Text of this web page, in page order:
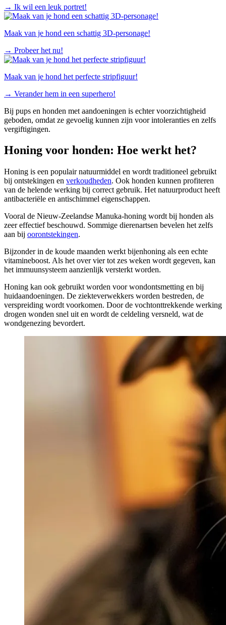
→ Ik wil een leuk portret!
Maak van je hond een schattig 3D-personage!
→ Probeer het nu!
Maak van je hond het perfecte stripfiguur!
→ Verander hem in een superhero!
Bij pups en honden met aandoeningen is echter voorzichtigheid
geboden, omdat ze gevoelig kunnen zijn voor intoleranties en zelfs
vergiftigingen.
Honing voor honden: Hoe werkt het?
Honing is een populair natuurmiddel en wordt traditioneel gebruikt
bij ontstekingen en verkoudheden. Ook honden kunnen profiteren
van de helende werking bij correct gebruik. Het natuurproduct heeft
antibacteriële en antischimmel eigenschappen.
Vooral de Nieuw-Zeelandse Manuka-honing wordt bij honden als
zeer effectief beschouwd. Sommige dierenartsen bevelen het zelfs
aan bij oorontstekingen.
Bijzonder in de koude maanden werkt bijenhoning als een echte
vitamineboost. Als het over vier tot zes weken wordt gegeven, kan
het immuunsysteem aanzienlijk versterkt worden.
Honing kan ook gebruikt worden voor wondontsmetting en bij
huidaandoeningen. De ziekteverwekkers worden bestreden, de
verspreiding wordt voorkomen. Door de vochtonttrekkende werking
drogen wonden snel uit en wordt de celdeling versneld, wat de
wondgenezing bevordert.